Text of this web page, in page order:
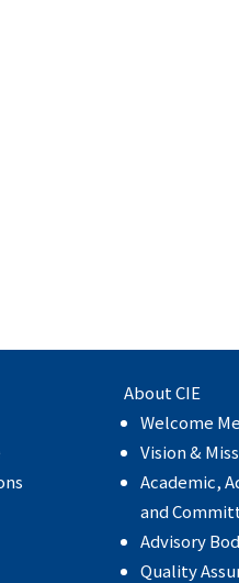
About CIE
Welcome
Vision &
Academic,
and
Advisory
Quality